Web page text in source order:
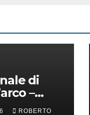
di
–
ROBERTO